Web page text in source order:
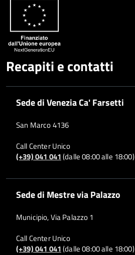
Recapiti e contatti
Sede di Venezia Ca' Farsetti
San Marco 4136
Call Center Unico
(+39) 041 041(dalle 08:00 alle 18:00)
Sede di Mestre via Palazzo
Municipio, Via Palazzo 1
Call Center Unico
(+39) 041 041(dalle 08:00 alle 18:00)